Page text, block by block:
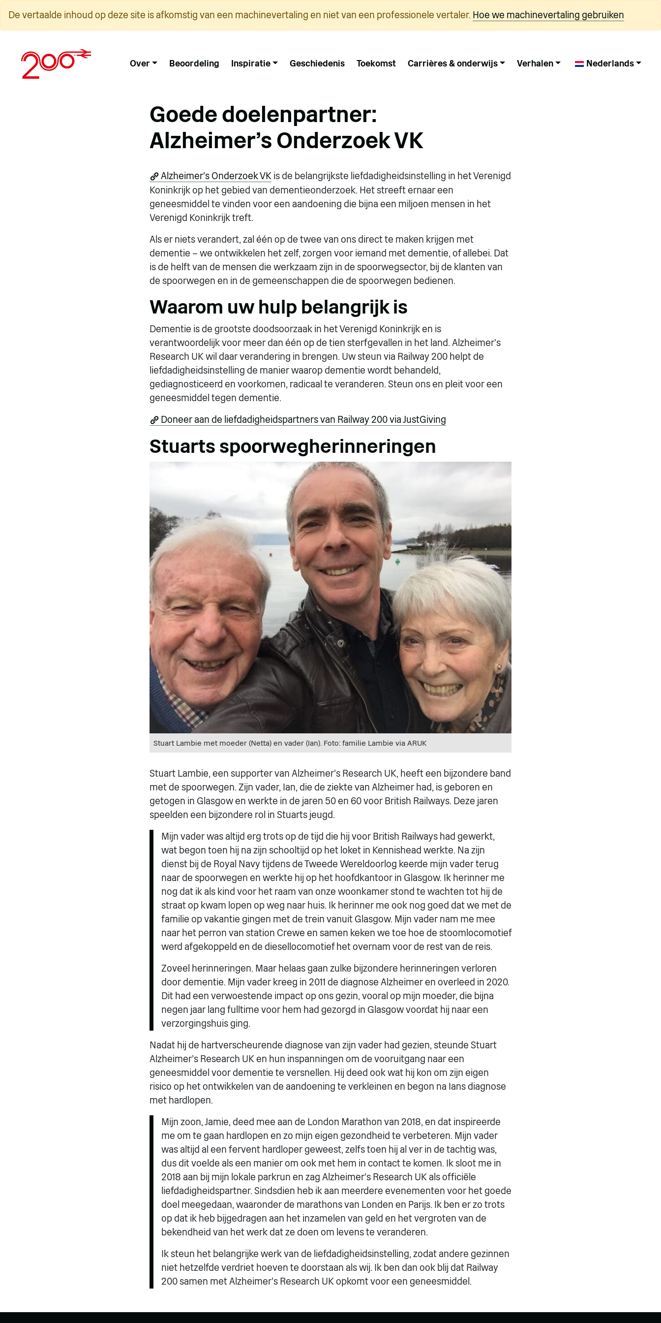
naar
inhoud
De vertaalde inhoud op deze site is afkomstig van een machinevertaling en niet van een professionele vertaler. Hoe we machinevertaling gebruiken
Over Beoordeling Inspiratie Geschiedenis Toekomst Carrières & onderwijs Verhalen Nederlands
Goede doelenpartner:
Alzheimer's Onderzoek VK
Alzheimer's Onderzoek VK is de belangrijkste liefdadigheidsinstelling in het Verenigd
Koninkrijk op het gebied van dementieonderzoek. Het streeft ernaar een
geneesmiddel te vinden voor een aandoening die bijna een miljoen mensen in het
Verenigd Koninkrijk treft.
Als er niets verandert, zal één op de twee van ons direct te maken krijgen met
dementie – we ontwikkelen het zelf, zorgen voor iemand met dementie, of allebei. Dat
is de helft van de mensen die werkzaam zijn in de spoorwegsector, bij de klanten van
de spoorwegen en in de gemeenschappen die de spoorwegen bedienen.
Waarom uw hulp belangrijk is
Dementie is de grootste doodsoorzaak in het Verenigd Koninkrijk en is
verantwoordelijk voor meer dan één op de tien sterfgevallen in het land. Alzheimer's
Research UK wil daar verandering in brengen. Uw steun via Railway 200 helpt de
liefdadigheidsinstelling de manier waarop dementie wordt behandeld,
gediagnosticeerd en voorkomen, radicaal te veranderen. Steun ons en pleit voor een
geneesmiddel tegen dementie.
Doneer aan de liefdadigheidspartners van Railway 200 via JustGiving
Stuarts spoorwegherinneringen
Stuart Lambie met moeder (Netta) en vader (Ian). Foto: familie Lambie via ARUK
Stuart Lambie, een supporter van Alzheimer's Research UK, heeft een bijzondere band
met de spoorwegen. Zijn vader, Ian, die de ziekte van Alzheimer had, is geboren en
getogen in Glasgow en werkte in de jaren 50 en 60 voor British Railways. Deze jaren
speelden een bijzondere rol in Stuarts jeugd.
Mijn vader was altijd erg trots op de tijd die hij voor British Railways had gewerkt,
wat begon toen hij na zijn schooltijd op het loket in Kennishead werkte. Na zijn
dienst bij de Royal Navy tijdens de Tweede Wereldoorlog keerde mijn vader terug
naar de spoorwegen en werkte hij op het hoofdkantoor in Glasgow. Ik herinner me
nog dat ik als kind voor het raam van onze woonkamer stond te wachten tot hij de
straat op kwam lopen op weg naar huis. Ik herinner me ook nog goed dat we met de
familie op vakantie gingen met de trein vanuit Glasgow. Mijn vader nam me mee
naar het perron van station Crewe en samen keken we toe hoe de stoomlocomotief
werd afgekoppeld en de diesellocomotief het overnam voor de rest van de reis.
Zoveel herinneringen. Maar helaas gaan zulke bijzondere herinneringen verloren
door dementie. Mijn vader kreeg in 2011 de diagnose Alzheimer en overleed in 2020.
Dit had een verwoestende impact op ons gezin, vooral op mijn moeder, die bijna
negen jaar lang fulltime voor hem had gezorgd in Glasgow voordat hij naar een
verzorgingshuis ging.
Nadat hij de hartverscheurende diagnose van zijn vader had gezien, steunde Stuart
Alzheimer's Research UK en hun inspanningen om de vooruitgang naar een
geneesmiddel voor dementie te versnellen. Hij deed ook wat hij kon om zijn eigen
risico op het ontwikkelen van de aandoening te verkleinen en begon na Ians diagnose
met hardlopen.
Mijn zoon, Jamie, deed mee aan de London Marathon van 2018, en dat inspireerde
me om te gaan hardlopen en zo mijn eigen gezondheid te verbeteren. Mijn vader
was altijd al een fervent hardloper geweest, zelfs toen hij al ver in de tachtig was,
dus dit voelde als een manier om ook met hem in contact te komen. Ik sloot me in
2018 aan bij mijn lokale parkrun en zag Alzheimer's Research UK als officiële
liefdadigheidspartner. Sindsdien heb ik aan meerdere evenementen voor het goede
doel meegedaan, waaronder de marathons van Londen en Parijs. Ik ben er zo trots
op dat ik heb bijgedragen aan het inzamelen van geld en het vergroten van de
bekendheid van het werk dat ze doen om levens te veranderen.
Ik steun het belangrijke werk van de liefdadigheidsinstelling, zodat andere gezinnen
niet hetzelfde verdriet hoeven te doorstaan als wij. Ik ben dan ook blij dat Railway
200 samen met Alzheimer's Research UK opkomt voor een geneesmiddel.